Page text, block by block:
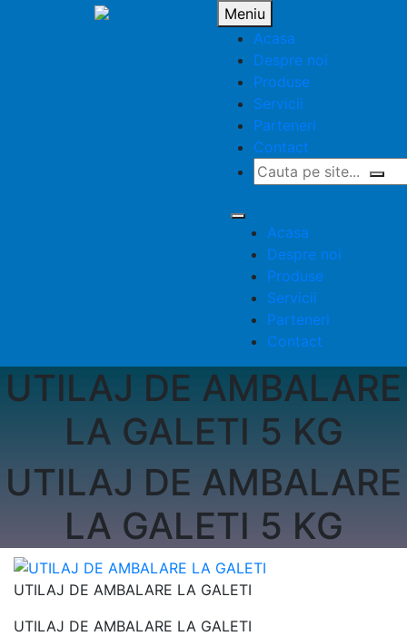
Meniu
Acasa
Despre noi
Produse
Servicii
Parteneri
Contact
Acasa
Despre noi
Produse
Servicii
Parteneri
Contact
UTILAJ DE AMBALARE
LA GALETI 5 KG
UTILAJ DE AMBALARE
LA GALETI 5 KG
UTILAJ DE AMBALARE LA GALETI
UTILAJ DE AMBALARE LA GALETI